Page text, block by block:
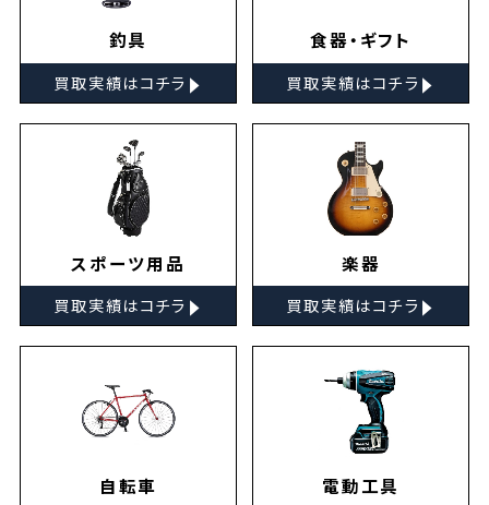
釣具
買取実績はコチラ ▸
食器・ギフト
買取実績はコチラ ▸
スポーツ用品
買取実績はコチラ ▸
楽器
買取実績はコチラ ▸
自転車 電動工具